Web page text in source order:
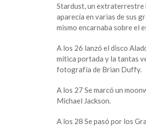
Stardust, un extraterrestre
aparecía en varias de sus
mismo encarnaba sobre el
A los 26 lanzó el disco
mítica portada y la tantas
fotografía de Brian Duffy.
A los 27 Se marcó un
Michael Jackson.
A los 28 Se pasó por los